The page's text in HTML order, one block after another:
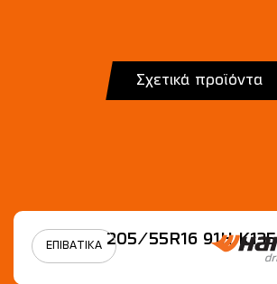
Σχετικά προϊόντα
ΕΠΙΒΑΤΙΚΑ 205/55R16 91H Κ135